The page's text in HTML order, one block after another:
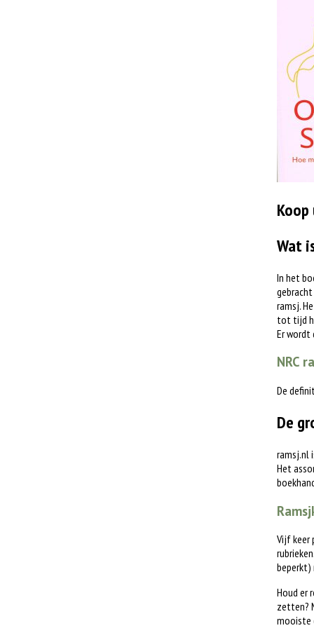
Wat
In het
ramsj.
tot tijd
Er wordt
NRC
De
De
ramsj.nl
Het
Vijf keer
beperkt)
Houd er
zetten?
mooiste